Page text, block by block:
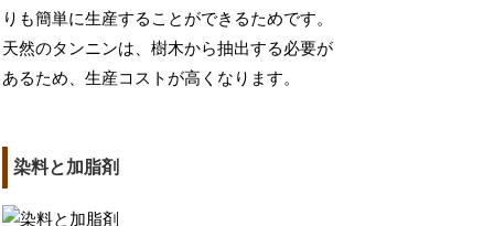
りも簡単に生産することができるためです。
天然のタンニンは、樹木から抽出する必要が
あるため、生産コストが高くなります。
染料と加脂剤